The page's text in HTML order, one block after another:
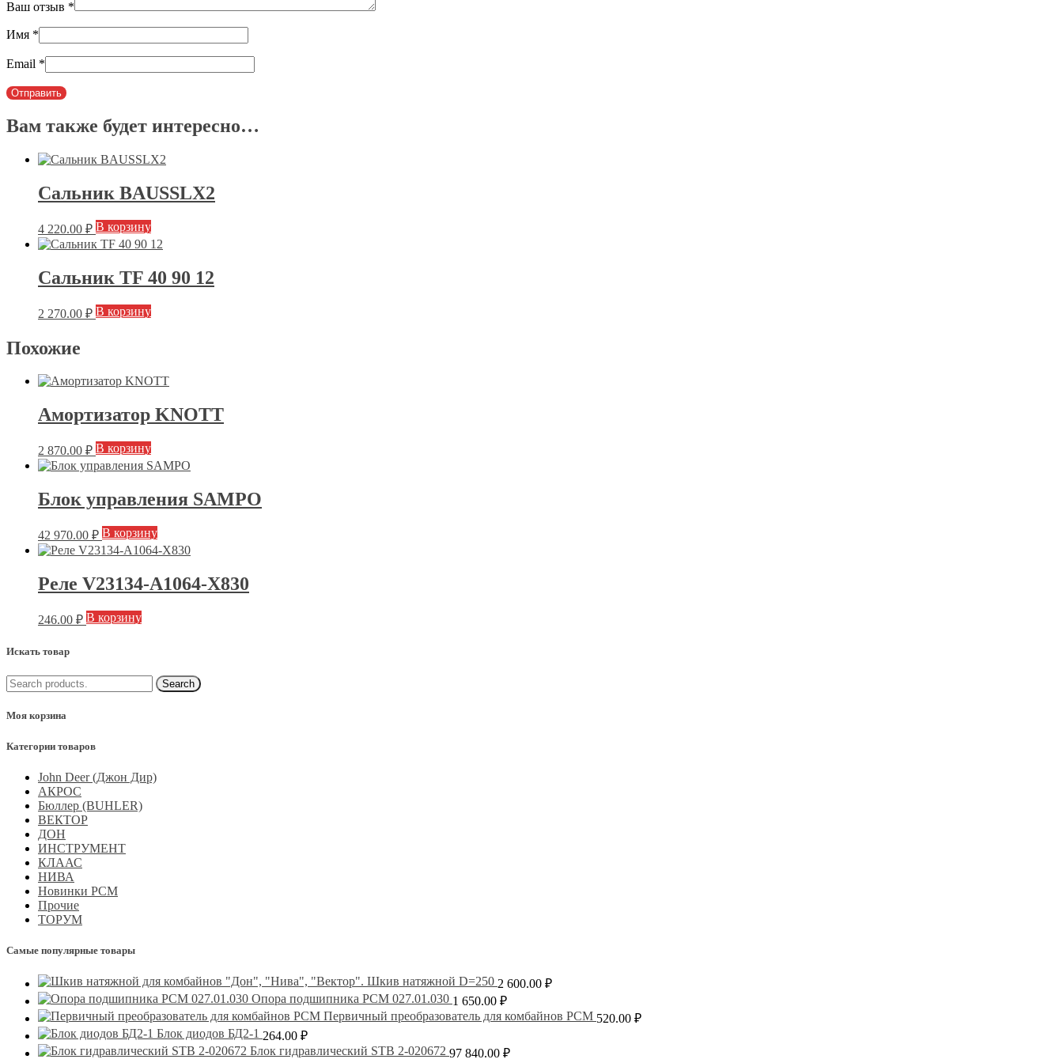
Ваш отзыв *
Имя *
Email *
Вам также будет интересно…
Сальник BAUSSLX2
4 220.00 ₽ В корзину
Сальник TF 40 90 12
2 270.00 ₽ В корзину
Похожие
Амортизатор KNOTT
2 870.00 ₽ В корзину
Блок управления SAMPO
42 970.00 ₽ В корзину
Реле V23134-A1064-X830
246.00 ₽ В корзину
Искать товар
Моя корзина
Категории товаров
John Deer (Джон Дир)
АКРОС
Бюллер (BUHLER)
ВЕКТОР
ДОН
ИНСТРУМЕНТ
КЛААС
НИВА
Новинки РСМ
Прочие
ТОРУМ
Самые популярные товары
Шкив натяжной D=250 2 600.00 ₽
Опора подшипника РСМ 027.01.030 1 650.00 ₽
Первичный преобразователь для комбайнов РСМ 520.00 ₽
Блок диодов БД2-1 264.00 ₽
Блок гидравлический STB 2-020672 97 840.00 ₽